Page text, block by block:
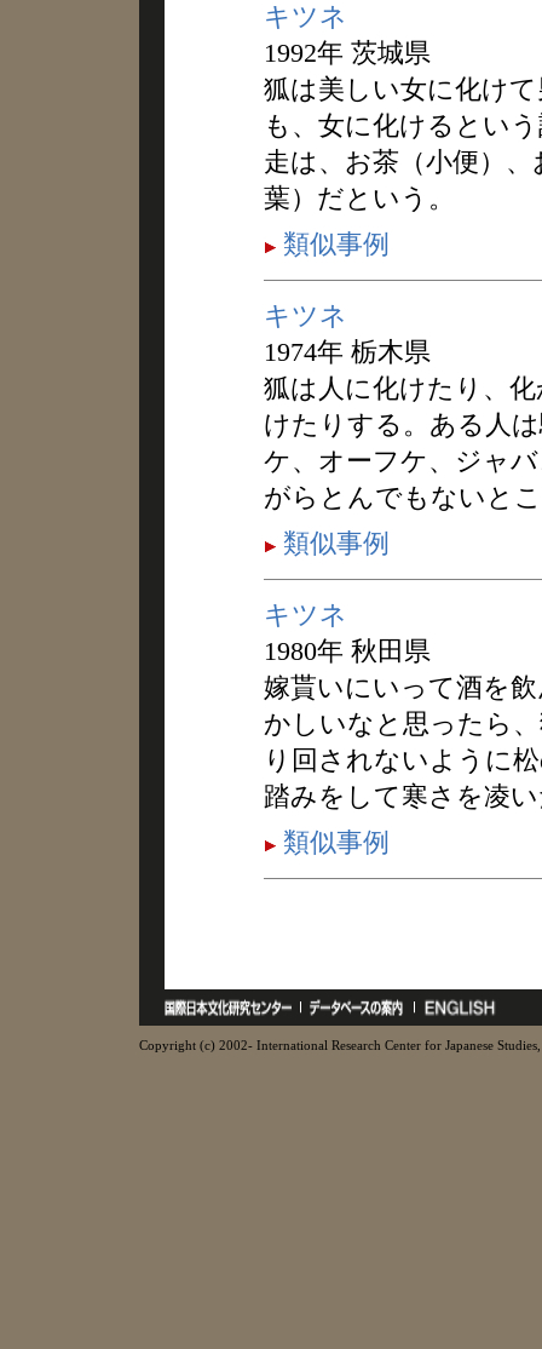
キツネ
1992年 茨城県
狐は美しい女に化け
も、女に化けるとい
走は、お茶（小便）
葉）だという。
類似事例
キツネ
1974年 栃木県
狐は人に化けたり、
けたりする。ある人
ケ、オーフケ、ジャ
がらとんでもないと
類似事例
キツネ
1980年 秋田県
嫁貰いにいって酒を
かしいなと思ったら
り回されないように
踏みをして寒さを凌
類似事例
Copyright (c) 2002- International Research Center for Japanese